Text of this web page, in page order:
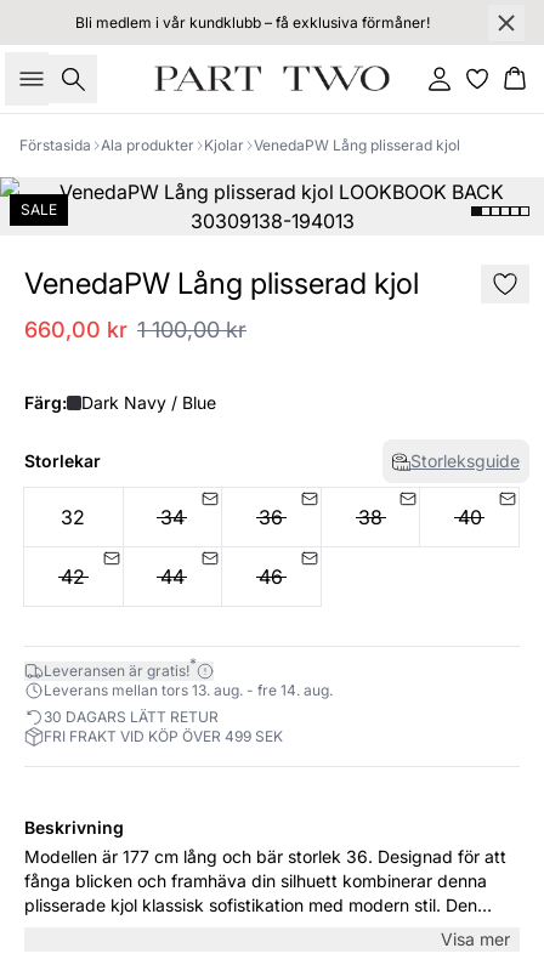
Bli medlem i vår kundklubb – få exklusiva förmåner!
Sök Logga in
Förstasida Ala produkter Kjolar VenedaPW Lång plisserad kjol
SALE
VenedaPW Lång plisserad kjol
660,00 kr 1 100,00 kr
Färg: Dark Navy / Blue
Storlekar Storleksguide
32 34 36 38 40
42 44 46
Leveransen är gratis!*
Leverans mellan tors 13. aug. - fre 14. aug.
30 DAGARS LÄTT RETUR
FRI FRAKT VID KÖP ÖVER 499 SEK
Beskrivning
Modellen är 177 cm lång och bär storlek 36. Designad för att
fånga blicken och framhäva din silhuett kombinerar denna
plisserade kjol klassisk sofistikation med modern stil. Den
långa längden och de fina vecken lägger till en luftig och
romantisk touch, medan den mångsidiga designen gör den
Visa mer